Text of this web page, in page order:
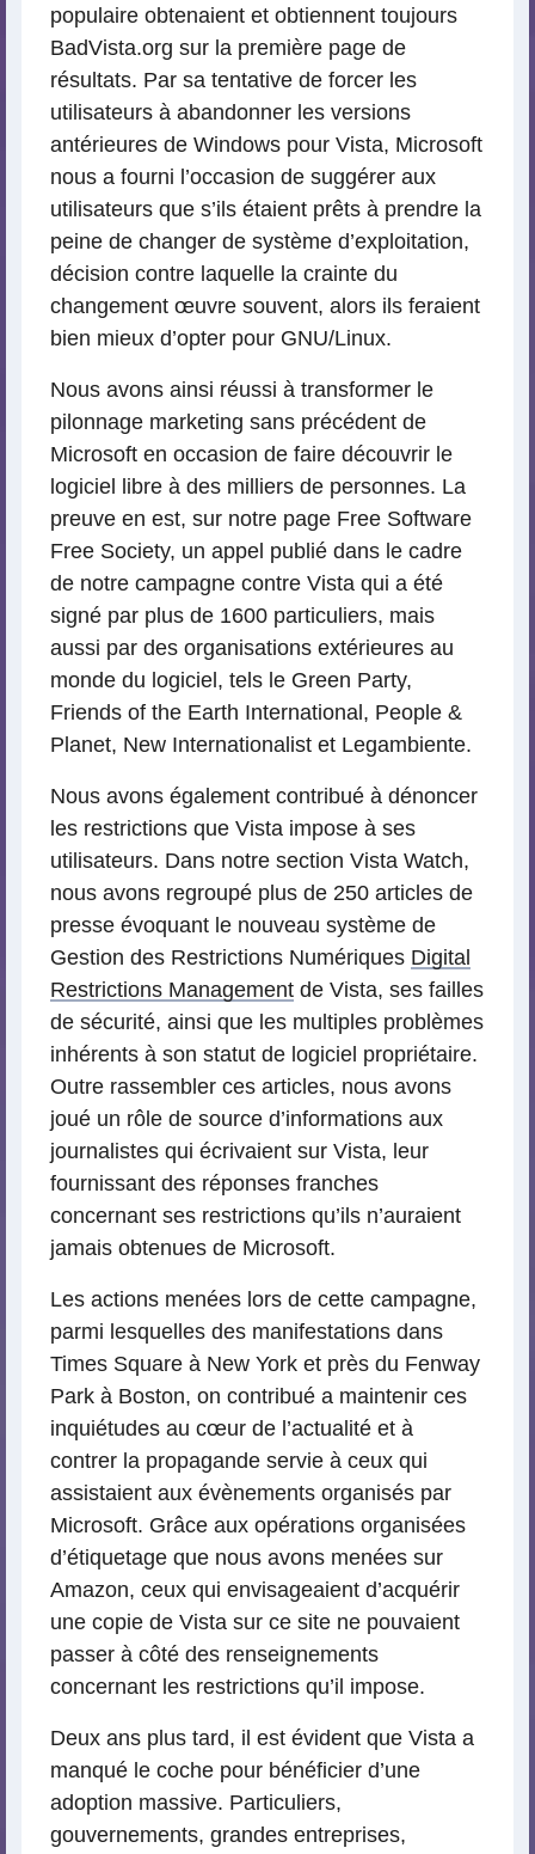
populaire obtenaient et obtiennent toujours
BadVista.org sur la première page de
résultats. Par sa tentative de forcer les
utilisateurs à abandonner les versions
antérieures de Windows pour Vista, Microsoft
nous a fourni l’occasion de suggérer aux
utilisateurs que s’ils étaient prêts à prendre la
peine de changer de système d’exploitation,
décision contre laquelle la crainte du
changement œuvre souvent, alors ils feraient
bien mieux d’opter pour GNU/Linux.
Nous avons ainsi réussi à transformer le
pilonnage marketing sans précédent de
Microsoft en occasion de faire découvrir le
logiciel libre à des milliers de personnes. La
preuve en est, sur notre page Free Software
Free Society, un appel publié dans le cadre
de notre campagne contre Vista qui a été
signé par plus de 1600 particuliers, mais
aussi par des organisations extérieures au
monde du logiciel, tels le Green Party,
Friends of the Earth International, People &
Planet, New Internationalist et Legambiente.
Nous avons également contribué à dénoncer
les restrictions que Vista impose à ses
utilisateurs. Dans notre section Vista Watch,
nous avons regroupé plus de 250 articles de
presse évoquant le nouveau système de
Gestion des Restrictions Numériques Digital
Restrictions Management de Vista, ses failles
de sécurité, ainsi que les multiples problèmes
inhérents à son statut de logiciel propriétaire.
Outre rassembler ces articles, nous avons
joué un rôle de source d’informations aux
journalistes qui écrivaient sur Vista, leur
fournissant des réponses franches
concernant ses restrictions qu’ils n’auraient
jamais obtenues de Microsoft.
Les actions menées lors de cette campagne,
parmi lesquelles des manifestations dans
Times Square à New York et près du Fenway
Park à Boston, on contribué a maintenir ces
inquiétudes au cœur de l’actualité et à
contrer la propagande servie à ceux qui
assistaient aux évènements organisés par
Microsoft. Grâce aux opérations organisées
d’étiquetage que nous avons menées sur
Amazon, ceux qui envisageaient d’acquérir
une copie de Vista sur ce site ne pouvaient
passer à côté des renseignements
concernant les restrictions qu’il impose.
Deux ans plus tard, il est évident que Vista a
manqué le coche pour bénéficier d’une
adoption massive. Particuliers,
gouvernements, grandes entreprises,